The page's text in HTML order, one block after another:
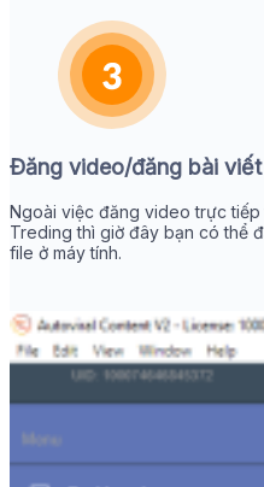
Đăng video/đăng bài
Ngoài việc đăng video trực
Treding thì giờ đây bạn có thể
file ở máy tính.